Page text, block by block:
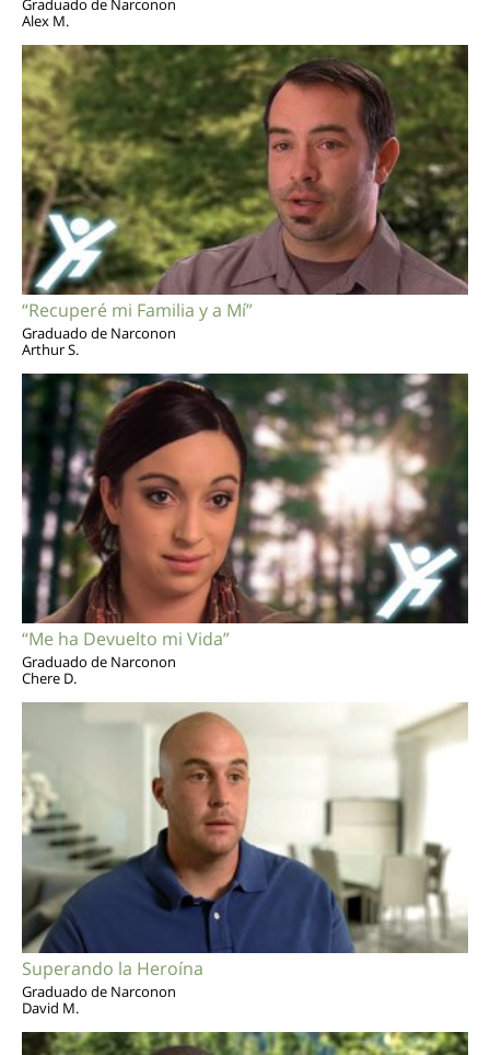
Alex M.
“Recuperé mi Familia y a Mí”
Graduado de Narconon
Arthur S.
“Me ha Devuelto mi Vida”
Graduado de Narconon
Chere D.
Superando la Heroína
Graduado de Narconon
David M.